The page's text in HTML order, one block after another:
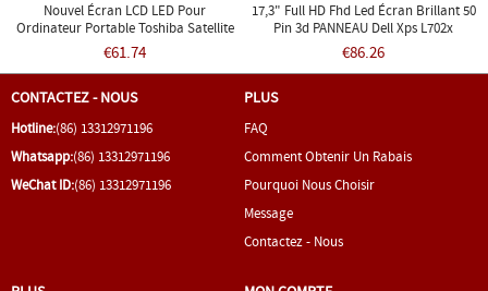
Nouvel Écran LCD LED Pour
Ordinateur Portable Toshiba Satellite
A665-3DV6 15,6"
€61.74
17,3" Full HD Fhd Led Écran Brillant 50
Pin 3d PANNEAU Dell Xps L702x
Éblouissement
€86.26
CONTACTEZ - NOUS
Hotline:(86) 13312971196
Whatsapp:(86) 13312971196
WeChat ID:(86) 13312971196
PLUS
FAQ
Comment Obtenir Un Rabais
Pourquoi Nous Choisir
Message
Contactez - Nous